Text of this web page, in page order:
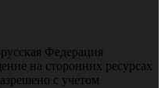
Федерация
на сторонних ресурсах
с учетом